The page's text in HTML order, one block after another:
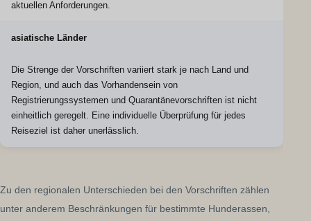
aktuellen Anforderungen.
asiatische Länder
Die Strenge der Vorschriften variiert stark je nach Land und
Region, und auch das Vorhandensein von
Registrierungssystemen und Quarantänevorschriften ist nicht
einheitlich geregelt. Eine individuelle Überprüfung für jedes
Reiseziel ist daher unerlässlich.
Zu den regionalen Unterschieden bei den Vorschriften zählen
unter anderem Beschränkungen für bestimmte Hunderassen,